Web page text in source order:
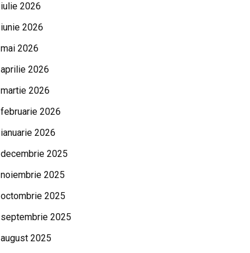
iulie 2026
iunie 2026
mai 2026
aprilie 2026
martie 2026
februarie 2026
ianuarie 2026
decembrie 2025
noiembrie 2025
octombrie 2025
septembrie 2025
august 2025